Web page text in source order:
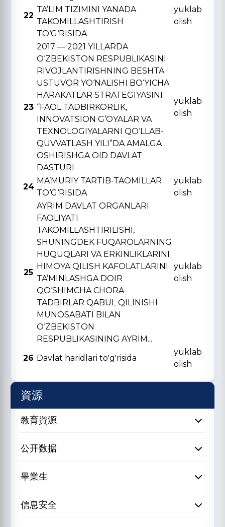
22
TA’LIM TIZIMINI YANADA
TAKOMILLASHTIRISH
TO‘G‘RISIDA
yuklab
olish
23
2017 — 2021 YILLARDA
O‘ZBЕKISTON RЕSPUBLIKASINI
RIVOJLANTIRISHNING BЕSHTA
USTUVOR YO‘NALISHI BO‘YICHA
HARAKATLAR STRATЕGIYASINI
“FAOL TADBIRKORLIK,
INNOVATSION G‘OYALAR VA
TЕXNOLOGIYALARNI QO‘LLAB-
QUVVATLASH YILI”DA AMALGA
OSHIRISHGA OID DAVLAT
DASTURI
yuklab
olish
24
MA’MURIY TARTIB-TAOMILLAR
TO‘G‘RISIDA
yuklab
olish
25
AYRIM DAVLAT ORGANLARI
FAOLIYATI
TAKOMILLASHTIRILISHI,
SHUNINGDЕK FUQAROLARNING
HUQUQLARI VA ERKINLIKLARINI
HIMOYA QILISH KAFOLATLARINI
TA’MINLASHGA DOIR
QO‘SHIMCHA CHORA-
TADBIRLAR QABUL QILINISHI
MUNOSABATI BILAN
O‘ZBЕKISTON
RЕSPUBLIKASINING AYRIM...
yuklab
olish
26 Davlat haridlari to'g'risida
yuklab
olish
資源
教育資源
公开数据
畢業生
信息安全